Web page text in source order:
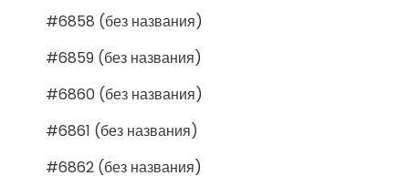
#6858 (без названия)
#6859 (без названия)
#6860 (без названия)
#6861 (без названия)
#6862 (без названия)